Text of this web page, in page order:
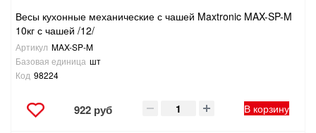
Весы кухонные механические с чашей Maxtronic MAX-SP-M
10кг с чашей /12/
Артикул MAX-SP-M
Базовая единица шт
Код 98224
922 руб В корзину